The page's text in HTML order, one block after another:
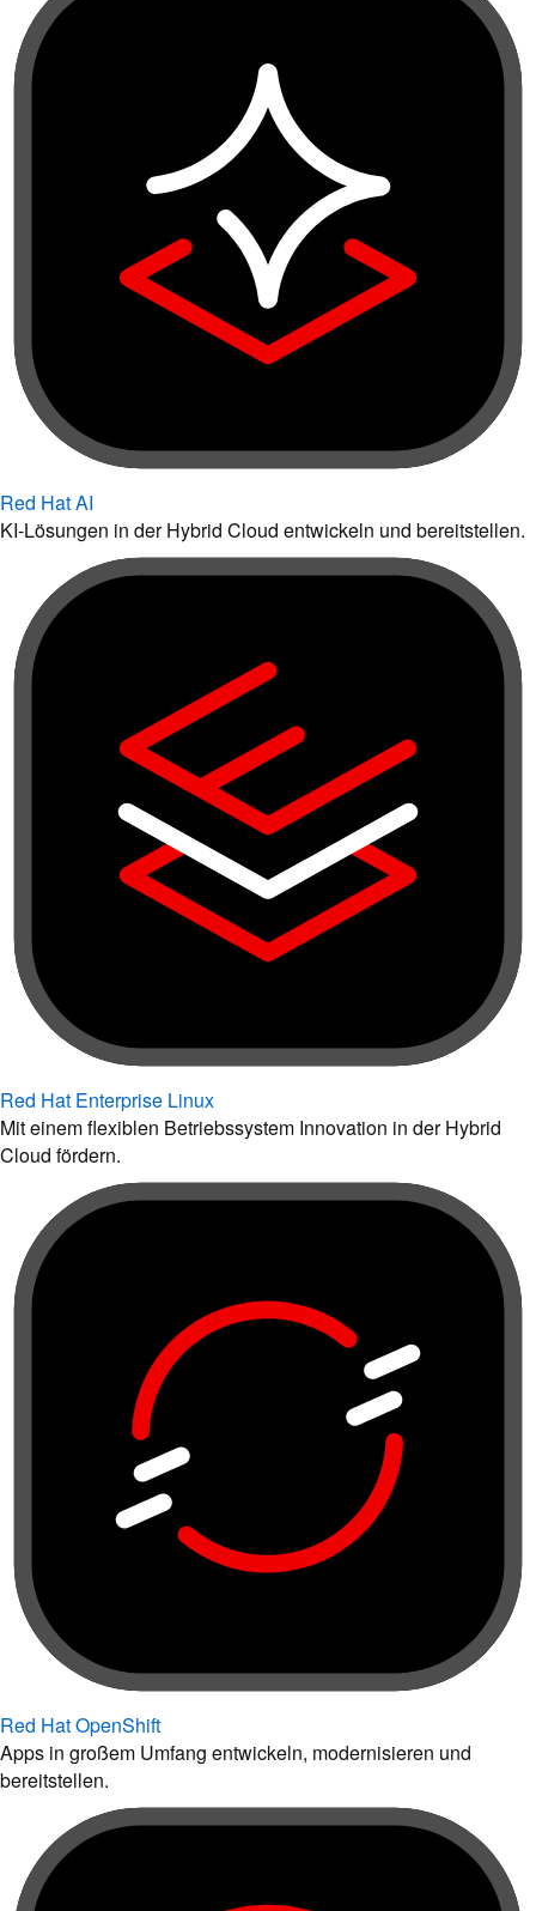
Red Hat AI
KI-Lösungen in der Hybrid Cloud entwickeln und bereitstellen.
Red Hat Enterprise Linux
Mit einem flexiblen Betriebssystem Innovation in der Hybrid
Cloud fördern.
Red Hat OpenShift
Apps in großem Umfang entwickeln, modernisieren und
bereitstellen.